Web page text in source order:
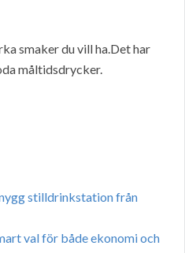
smaker du vill ha.Det har
måltidsdrycker.
stilldrinkstation från
val för både ekonomi och